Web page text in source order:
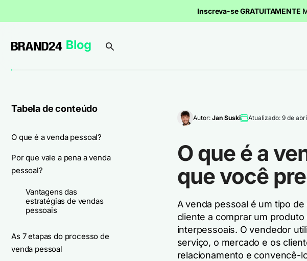
Inscreva-se GRATUITAMENTE
Tabela de conteúdo
O que é a venda pessoal?
Por que vale a pena a venda
pessoal?
Vantagens das
estratégias de vendas
pessoais
As 7 etapas do processo de
venda pessoal
Autor: Jan Suski Atualizado: 9 de
O que é a
que você
A venda pessoal é um tipo
cliente a comprar um
interpessoais. O vendedor
serviço, o mercado e os
relacionamento e convencê-